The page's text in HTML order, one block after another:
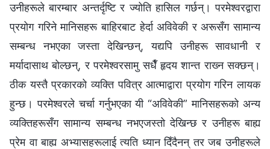
उनीहरूले बारम्बार अन्तर्दृष्टि र ज्योति हासिल गर्छन्। परमेश्‍वरद्वारा
प्रयोग गरिने मानिसहरू बाहिरबाट हेर्दा अविवेकी र अरूसँग सामान्य
सम्‍बन्ध नभएका जस्ता देखिन्छन्, यद्यपि उनीहरू सावधानी र
मर्यादासाथ बोल्छन्, र परमेश्‍वरसामु सधैँ हृदय शान्त राख्‍न सक्छन्।
ठीक यस्तै प्रकारको व्यक्ति पवित्र आत्माद्वारा प्रयोग गरिन लायक
हुन्छ। परमेश्‍वरले चर्चा गर्नुभएका यी “अविवेकी” मानिसहरूको अन्य
व्यक्तिहरूसँग सामान्य सम्बन्ध नभएजस्तो देखिन्छ र उनीहरू बाह्य
प्रेम वा बाह्य अभ्यासहरूलाई त्यति ध्यान दिँदैनन् तर जब उनीहरूले